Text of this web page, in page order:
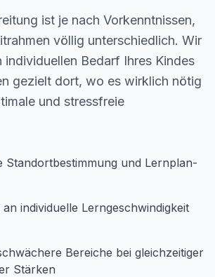
ist je nach Vorkenntnissen,
völlig unterschiedlich. Wir
individuellen Bedarf Ihres Kindes
gezielt dort, wo es wirklich nötig
und stressfreie
Standortbestimmung und Lernplan-
individuelle Lerngeschwindigkeit
Bereiche bei gleichzeitiger
Stärken